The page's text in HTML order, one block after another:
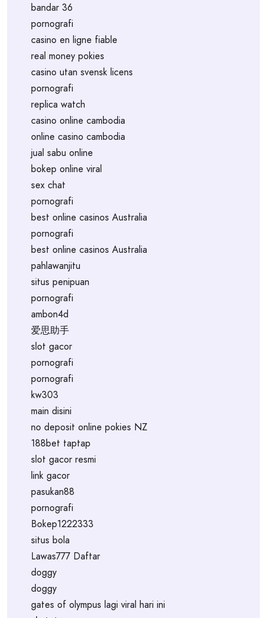
bandar 36
pornografi
casino en ligne fiable
real money pokies
casino utan svensk licens
pornografi
replica watch
casino online cambodia
online casino cambodia
jual sabu online
bokep online viral
sex chat
pornografi
best online casinos Australia
pornografi
best online casinos Australia
pahlawanjitu
situs penipuan
pornografi
ambon4d
爱思助手
slot gacor
pornografi
pornografi
kw303
main disini
no deposit online pokies NZ
188bet taptap
slot gacor resmi
link gacor
pasukan88
pornografi
Bokep1222333
situs bola
Lawas777 Daftar
doggy
doggy
gates of olympus lagi viral hari ini